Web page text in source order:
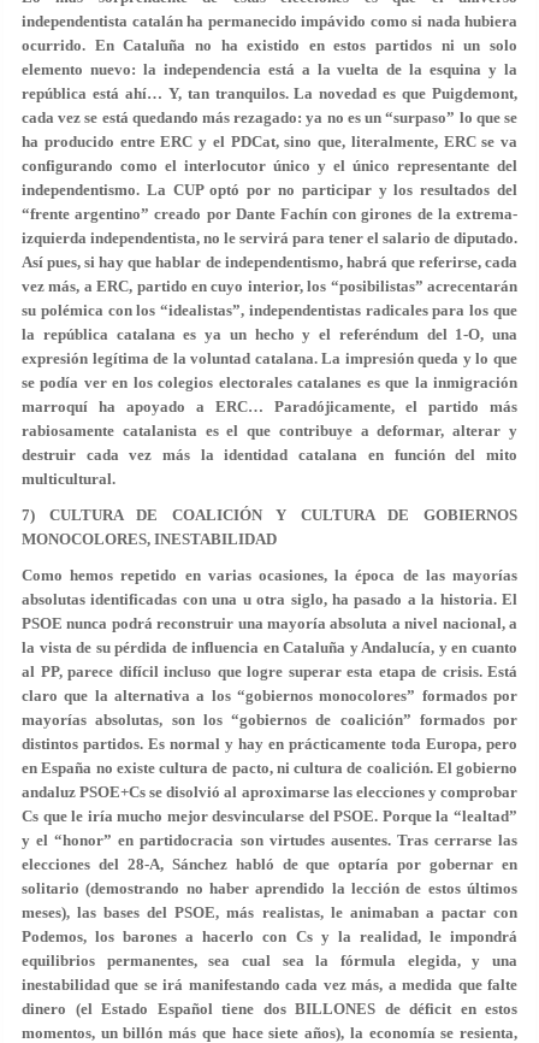
independentista catalán ha permanecido impávido como si nada hubiera
ocurrido. En Cataluña no ha existido en estos partidos ni un solo
elemento nuevo: la independencia está a la vuelta de la esquina y la
república está ahí… Y, tan tranquilos. La novedad es que Puigdemont,
cada vez se está quedando más rezagado: ya no es un “surpaso” lo que se
ha producido entre ERC y el PDCat, sino que, literalmente, ERC se va
configurando como el interlocutor único y el único representante del
independentismo. La CUP optó por no participar y los resultados del
“frente argentino” creado por Dante Fachín con girones de la extrema-
izquierda independentista, no le servirá para tener el salario de diputado.
Así pues, si hay que hablar de independentismo, habrá que referirse, cada
vez más, a ERC, partido en cuyo interior, los “posibilistas” acrecentarán
su polémica con los “idealistas”, independentistas radicales para los que
la república catalana es ya un hecho y el referéndum del 1-O, una
expresión legítima de la voluntad catalana. La impresión queda y lo que
se podía ver en los colegios electorales catalanes es que la inmigración
marroquí ha apoyado a ERC… Paradójicamente, el partido más
rabiosamente catalanista es el que contribuye a deformar, alterar y
destruir cada vez más la identidad catalana en función del mito
multicultural.
7) CULTURA DE COALICIÓN Y CULTURA DE GOBIERNOS
MONOCOLORES, INESTABILIDAD
Como hemos repetido en varias ocasiones, la época de las mayorías
absolutas identificadas con una u otra siglo, ha pasado a la historia. El
PSOE nunca podrá reconstruir una mayoría absoluta a nivel nacional, a
la vista de su pérdida de influencia en Cataluña y Andalucía, y en cuanto
al PP, parece difícil incluso que logre superar esta etapa de crisis. Está
claro que la alternativa a los “gobiernos monocolores” formados por
mayorías absolutas, son los “gobiernos de coalición” formados por
distintos partidos. Es normal y hay en prácticamente toda Europa, pero
en España no existe cultura de pacto, ni cultura de coalición. El gobierno
andaluz PSOE+Cs se disolvió al aproximarse las elecciones y comprobar
Cs que le iría mucho mejor desvincularse del PSOE. Porque la “lealtad”
y el “honor” en partidocracia son virtudes ausentes. Tras cerrarse las
elecciones del 28-A, Sánchez habló de que optaría por gobernar en
solitario (demostrando no haber aprendido la lección de estos últimos
meses), las bases del PSOE, más realistas, le animaban a pactar con
Podemos, los barones a hacerlo con Cs y la realidad, le impondrá
equilibrios permanentes, sea cual sea la fórmula elegida, y una
inestabilidad que se irá manifestando cada vez más, a medida que falte
dinero (el Estado Español tiene dos BILLONES de déficit en estos
momentos, un billón más que hace siete años), la economía se resienta,